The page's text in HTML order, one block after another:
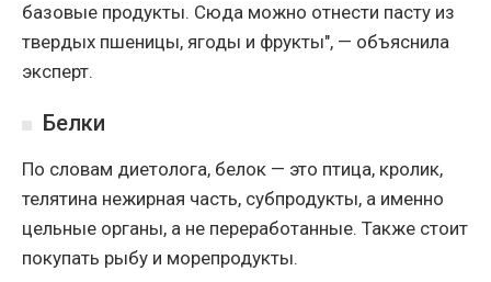
базовые продукты. Сюда можно отнести пасту из
твердых пшеницы, ягоды и фрукты", — объяснила
эксперт.
Белки
По словам диетолога, белок — это птица, кролик,
телятина нежирная часть, субпродукты, а именно
цельные органы, а не переработанные. Также стоит
покупать рыбу и морепродукты.